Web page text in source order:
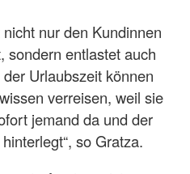
nur den Kundinnen
sondern entlastet auch
Urlaubszeit können
verreisen, weil sie
jemand da und der
so Gratza.